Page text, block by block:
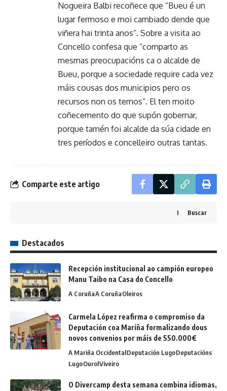
Nogueira Balbi recoñece que “Bueu é un
lugar fermoso e moi cambiado dende que
viñera hai trinta anos”. Sobre a visita ao
Concello confesa que “comparto as
mesmas preocupacións ca o alcalde de
Bueu, porque a sociedade require cada vez
máis cousas dos municipios pero os
recursos non os temos”. El ten moito
coñecemento do que supón gobernar,
porque tamén foi alcalde da súa cidade en
tres períodos e concelleiro outras tantas.
Comparte este artigo
Buscar
Destacados
Recepción institucional ao campión europeo
Manu Taibo na Casa do Concello
A CoruñaA CoruñaOleiros
Carmela López reafirma o compromiso da
Deputación coa Mariña formalizando dous
novos convenios por máis de 550.000€
A Mariña OccidentalDeputación LugoDeputacións
LugoOurolViveiro
O Divercamp desta semana combina idiomas,